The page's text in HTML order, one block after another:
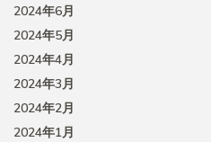
2024年6月
2024年5月
2024年4月
2024年3月
2024年2月
2024年1月